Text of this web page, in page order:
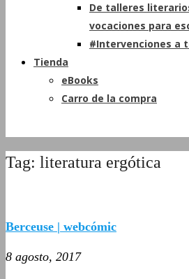
De talleres
vocaciones para
#Intervenciones a
Tienda
eBooks
Carro de la compra
Tag: literatura ergótica
Berceuse | webcómic
8 agosto, 2017